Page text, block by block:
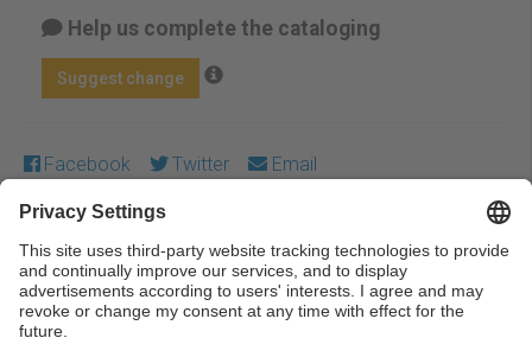
Help us complete the cataloging
Suggest change
Facebook Twitter Email
Except where otherwise noted, content on this work is
licensed under a Creative Commons license:Attribution-
NonCommercial-NoDerivs 3.0 Spain